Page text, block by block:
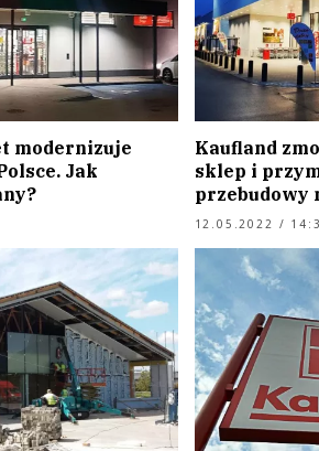
modernizuje
Jak
Kaufland
sklep i
przebudowy
12.05.2022 /